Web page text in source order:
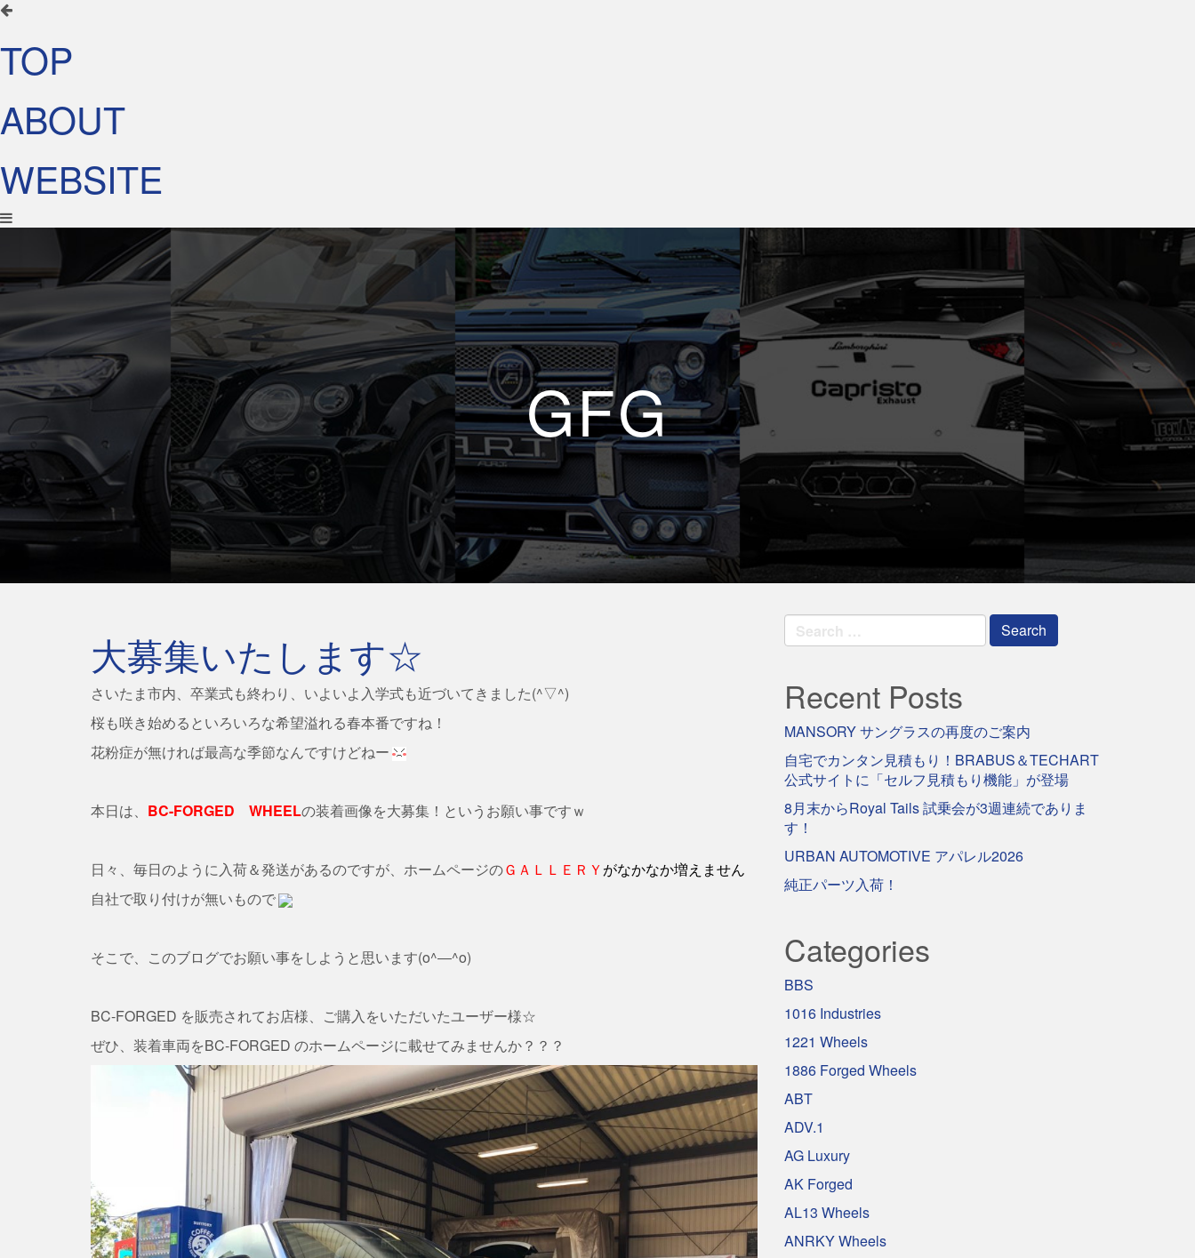
TOP
ABOUT
WEBSITE
GFG
大募集いたします☆
さいたま市内、卒業式も終わり、いよいよ入学式も近づいてきました(^▽^)
桜も咲き始めるといろいろな希望溢れる春本番ですね！
花粉症が無ければ最高な季節なんですけどねー
本日は、 BC-FORGED WHEELの装着画像を大募集！というお願い事ですｗ
日々、毎日のように入荷＆発送があるのですが、ホームページのＧＡＬＬＥＲＹがなかなか増えません
自社で取り付けが無いもので
そこで、このブログでお願い事をしようと思います(o^―^o)
BC-FORGED を販売されてお店様、ご購入をいただいたユーザー様☆
ぜひ、装着車両をBC-FORGED のホームページに載せてみませんか？？？
Search
for:
Recent Posts
MANSORY サングラスの再度のご案内
自宅でカンタン見積もり！BRABUS＆TECHART
公式サイトに「セルフ見積もり機能」が登場
8月末からRoyal Tails 試乗会が3週連続でありま
す！
URBAN AUTOMOTIVE アパレル2026
純正パーツ入荷！
Categories
BBS
1016 Industries
1221 Wheels
1886 Forged Wheels
ABT
ADV.1
AG Luxury
AK Forged
AL13 Wheels
ANRKY Wheels